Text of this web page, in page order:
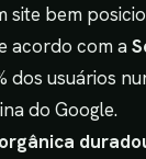
site bem
acordo com a
dos usuários
do Google.